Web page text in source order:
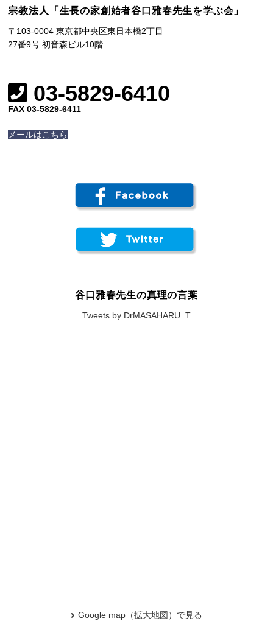
宗教法人「生長の家創始者谷口雅春先生を学ぶ会」
〒103-0004 東京都中央区東日本橋2丁目
27番9号 初音森ビル10階
03-5829-6410
FAX 03-5829-6411
メールはこちら
谷口雅春先生の真理の言葉
Tweets by DrMASAHARU_T
Google map（拡大地図）で見る